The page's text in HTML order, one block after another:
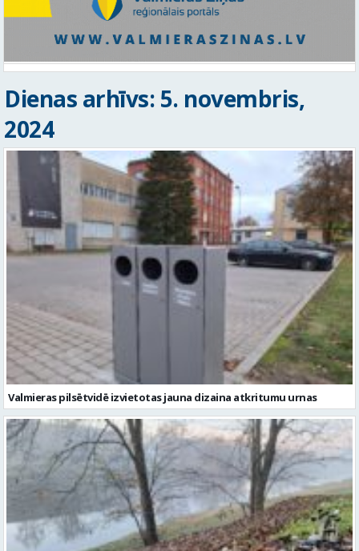
Dienas arhīvs: 5. novembris,
2024
Valmieras pilsētvidē izvietotas jauna dizaina atkritumu urnas